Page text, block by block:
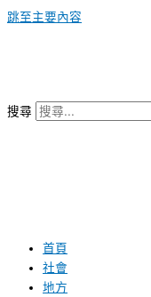
跳至主要內容
搜尋
首頁
社會
地方